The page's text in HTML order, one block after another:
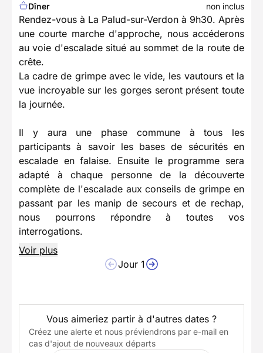
Dîner
non inclus
Rendez-vous à La Palud-sur-Verdon à 9h30. Après
une courte marche d'approche, nous accéderons
au voie d'escalade situé au sommet de la route de
crête.
La cadre de grimpe avec le vide, les vautours et la
vue incroyable sur les gorges seront présent toute
la journée.
Il y aura une phase commune à tous les
participants à savoir les bases de sécurités en
escalade en falaise. Ensuite le programme sera
adapté à chaque personne de la découverte
complète de l'escalade aux conseils de grimpe en
passant par les manip de secours et de rechap,
nous pourrons répondre à toutes vos
interrogations.
Voir plus
Jour 1
Vous aimeriez partir à d'autres dates ?
Créez une alerte et nous préviendrons par e-mail en
cas d'ajout de nouveaux départs